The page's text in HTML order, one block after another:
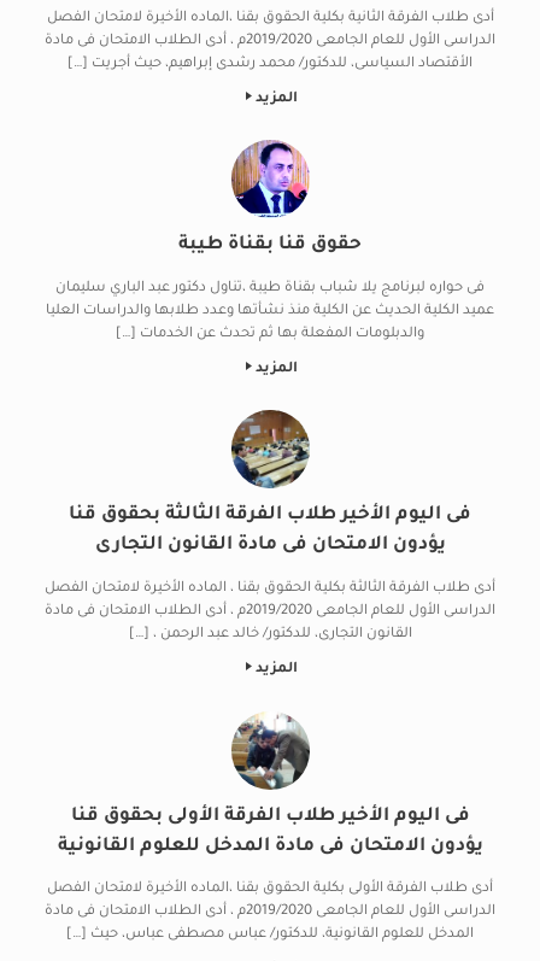
أدى طلاب الفرقة الثانية بكلية الحقوق بقنا ،الماده الأخيرة لامتحان الفصل
الدراسى الأول للعام الجامعى 2019/2020م ، أدى الطلاب الامتحان فى مادة
الأقتصاد السياسى، للدكتور/ محمد رشدى إبراهيم، حيث أجريت […]
المزيد
حقوق قنا بقناة طيبة
فى حواره لبرنامج يلا شباب بقناة طيبة ،تناول دكتور عبد الباري سليمان
عميد الكلية الحديث عن الكلية منذ نشأتها وعدد طلابها والدراسات العليا
والدبلومات المفعلة بها ثم تحدث عن الخدمات […]
المزيد
فى اليوم الأخير طلاب الفرقة الثالثة بحقوق قنا
يؤدون الامتحان فى مادة القانون التجارى
أدى طلاب الفرقة الثالثة بكلية الحقوق بقنا ، الماده الأخيرة لامتحان الفصل
الدراسى الأول للعام الجامعى 2019/2020م ، أدى الطلاب الامتحان فى مادة
القانون التجارى، للدكتور/ خالد عبد الرحمن ، […]
المزيد
فى اليوم الأخير طلاب الفرقة الأولى بحقوق قنا
يؤدون الامتحان فى مادة المدخل للعلوم القانونية
أدى طلاب الفرقة الأولى بكلية الحقوق بقنا ،الماده الأخيرة لامتحان الفصل
الدراسى الأول للعام الجامعى 2019/2020م ، أدى الطلاب الامتحان فى مادة
المدخل للعلوم القانونية، للدكتور/ عباس مصطفى عباس، حيث […]